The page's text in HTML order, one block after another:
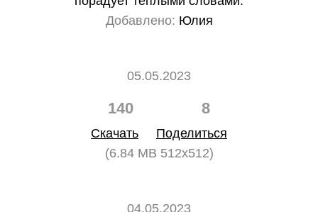
Добавлено: Юлия
05.05.2023
140 8
Скачать
Поделиться
(6.84 MB 512x512)
04.05.2023